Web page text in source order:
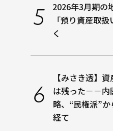
2026年3月期の
「預り資産取
く
【みさき透】
は残った－－
略、“民権派”
経て